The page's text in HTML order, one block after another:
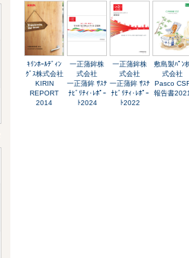
ｷﾘﾝﾎｰﾙﾃﾞｨﾝ
ｸﾞｽ株式会社
KIRIN
REPORT
2014
一正蒲鉾株
式会社
一正蒲鉾 ｻｽﾃ
ﾅﾋﾞﾘﾃｨ･ﾚﾎﾟｰ
ﾄ2024
一正蒲鉾株
式会社
一正蒲鉾 ｻｽﾃ
ﾅﾋﾞﾘﾃｨ･ﾚﾎﾟｰ
ﾄ2022
敷島製ﾊﾟﾝ
式会社
Pasco
報告書